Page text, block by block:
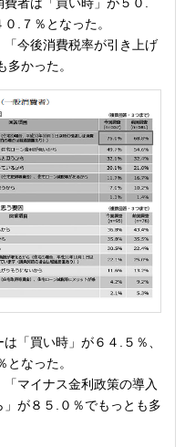
者は「買い時」が５０.
.７％となった。
「今後消費税率が引き上げ
かった。
「買い時」が６４.５％、
となった。
「マイナス金利政策の導入
が８５.０％でもっとも多